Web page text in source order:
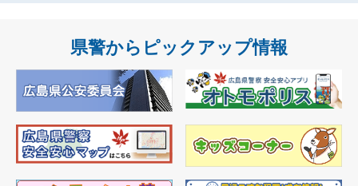
県警からピックアップ情報